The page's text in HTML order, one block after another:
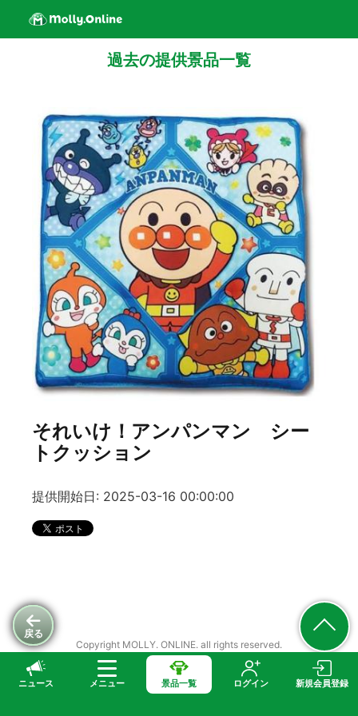
ニュース メニュー 景品一覧 ログイン 新規会員登録
戻る
過去の提供景品一覧
それいけ！アンパンマン シー
トクッション
提供開始日: 2025-03-16 00:00:00
Copyright MOLLY. ONLINE. all rights reserved.